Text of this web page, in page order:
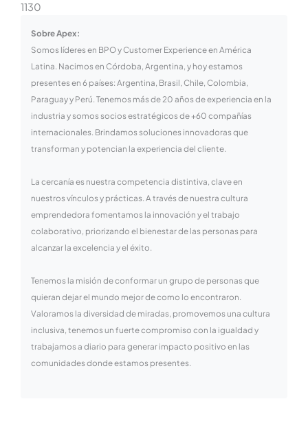
1130
Sobre Apex:
Somos líderes en BPO y Customer Experience en América
Latina. Nacimos en Córdoba, Argentina, y hoy estamos
presentes en 6 países: Argentina, Brasil, Chile, Colombia,
Paraguay y Perú. Tenemos más de 20 años de experiencia en la
industria y somos socios estratégicos de +60 compañías
internacionales. Brindamos soluciones innovadoras que
transforman y potencian la experiencia del cliente.
La cercanía es nuestra competencia distintiva, clave en
nuestros vínculos y prácticas. A través de nuestra cultura
emprendedora fomentamos la innovación y el trabajo
colaborativo, priorizando el bienestar de las personas para
alcanzar la excelencia y el éxito.
Tenemos la misión de conformar un grupo de personas que
quieran dejar el mundo mejor de como lo encontraron.
Valoramos la diversidad de miradas, promovemos una cultura
inclusiva, tenemos un fuerte compromiso con la igualdad y
trabajamos a diario para generar impacto positivo en las
comunidades donde estamos presentes.